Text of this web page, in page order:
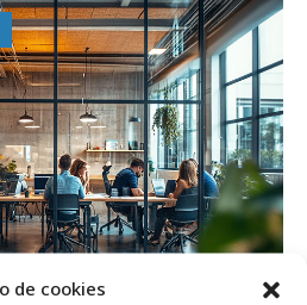
de cookies